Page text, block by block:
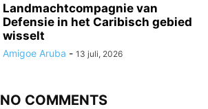
Landmachtcompagnie van
Defensie in het Caribisch gebied
wisselt
Amigoe Aruba - 13 juli, 2026
NO COMMENTS